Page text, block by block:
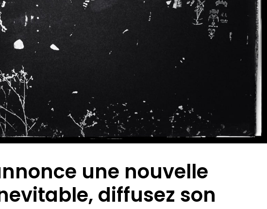
une nouvelle
diffusez son